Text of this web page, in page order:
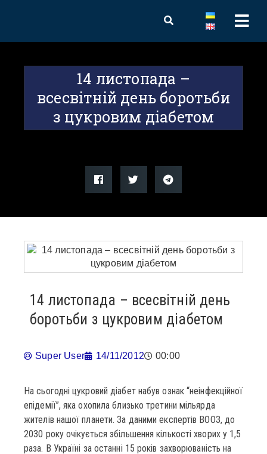
14 листопада –
всесвітній день боротьби
з цукровим діабетом
14 листопада – всесвітній день
боротьби з цукровим діабетом
Super User 14/11/2012 00:00
На сьогодні цукровий діабет набув ознак “неінфекційної
епідемії”, яка охопила близько третини мільярда
жителів нашої планети. За даними експертів ВООЗ, до
2030 року очікується збільшення кількості хворих у 1,5
раза. В Україні за останні 15 років захворюваність на